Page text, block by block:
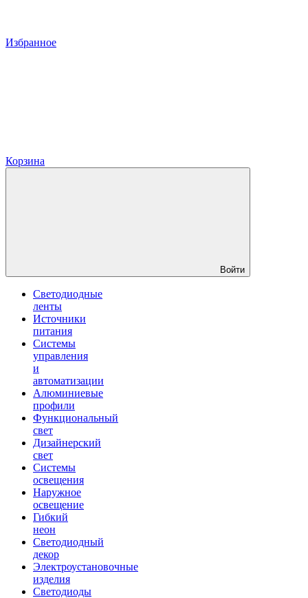
Избранное
Корзина
Войти
Светодиодные
ленты
Источники
питания
Системы
управления
и
автоматизации
Алюминиевые
профили
Функциональный
свет
Дизайнерский
свет
Системы
освещения
Наружное
освещение
Гибкий
неон
Светодиодный
декор
Электроустановочные
изделия
Светодиоды